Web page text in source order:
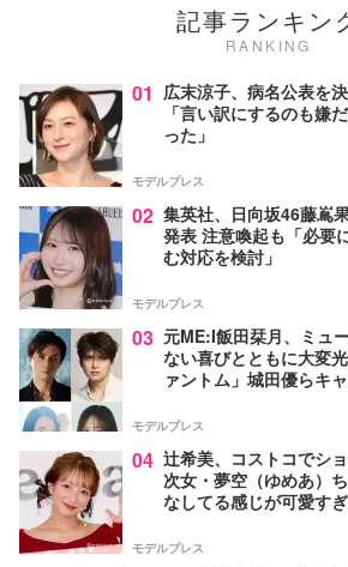
記事ランキン
RANKING
01 広末涼子、病名公表を
「言い訳にするのも嫌
った」
モデルプレス
02 集英社、日向坂46藤嶌
発表 注意喚起も「必要
む対応を検討」
モデルプレス
03 元ME:I飯田栞月、ミュ
ない喜びとともに大変
ァントム」城田優らキ
モデルプレス
04 辻希美、コストコでシ
次女・夢空（ゆめあ）
なしてる感じが可愛す
モデルプレス